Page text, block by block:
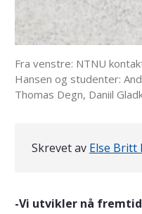
Fra venstre: NTNU
Hansen og studenter:
Thomas Degn, Daniil
Skrevet av Else Britt
-Vi utvikler nå